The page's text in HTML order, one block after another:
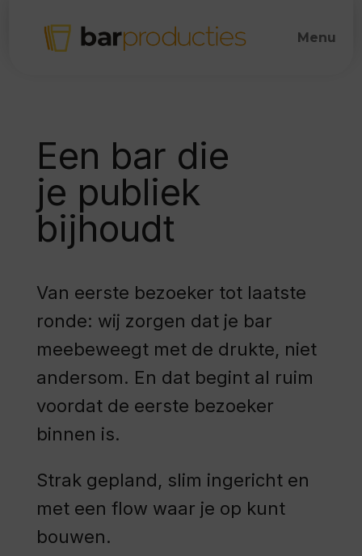
Een bar die
je publiek
bijhoudt
Van eerste bezoeker tot laatste
ronde: wij zorgen dat je bar
meebeweegt met de drukte, niet
andersom. En dat begint al ruim
voordat de eerste bezoeker
binnen is.
Strak gepland, slim ingericht en
met een flow waar je op kunt
bouwen.